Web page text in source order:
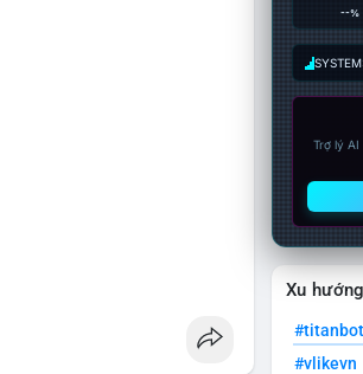
--%
Trợ lý
Xu
#titanbot
#vlikevn